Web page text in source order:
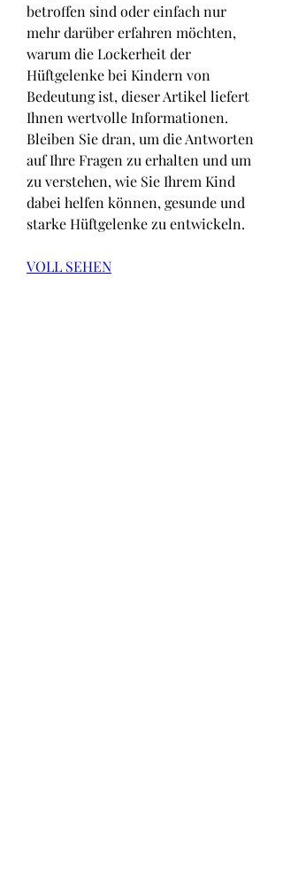
betroffen sind oder einfach nur
mehr darüber erfahren möchten,
warum die Lockerheit der
Hüftgelenke bei Kindern von
Bedeutung ist, dieser Artikel liefert
Ihnen wertvolle Informationen.
Bleiben Sie dran, um die Antworten
auf Ihre Fragen zu erhalten und um
zu verstehen, wie Sie Ihrem Kind
dabei helfen können, gesunde und
starke Hüftgelenke zu entwickeln.
VOLL SEHEN